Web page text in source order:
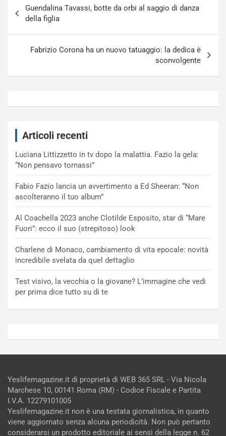
articoli
Guendalina Tavassi, botte da orbi al saggio di danza
della figlia
Fabrizio Corona ha un nuovo tatuaggio: la dedica è
sconvolgente
Articoli recenti
Luciana Littizzetto in tv dopo la malattia. Fazio la gela:
“Non pensavo tornassi”
Fabio Fazio lancia un avvertimento a Ed Sheeran: “Non
ascolteranno il tuo album”
Al Coachella 2023 anche Clotilde Esposito, star di “Mare
Fuori”: ecco il suo (strepitoso) look
Charlene di Monaco, cambiamento di vita epocale: novità
incredibile svelata da quel dettaglio
Test visivo, la vecchia o la giovane? L’immagine che vedi
per prima dice tutto su di te
Yeslifemagazine.it di proprietà di WEB 365 SRL - Via Nicola
Marchese 10, 00141 Roma (RM) - Codice Fiscale e Partita
I.V.A. 12279101005
Yeslifemagazine.it non è una testata giornalistica, in quanto
viene aggiornato senza alcuna periodicità. Non può pertanto
considerarsi un prodotto editoriale ai sensi della legge n. 62